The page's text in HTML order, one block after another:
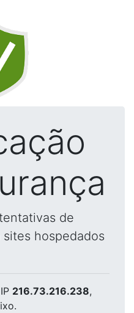
de
hospedados
216.73.216.238,